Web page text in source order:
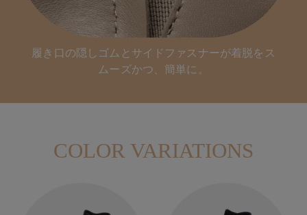
履き口の隠しゴムとサイドファスナーが着脱をス
ムーズかつ、簡単に。
COLOR VARIATIONS